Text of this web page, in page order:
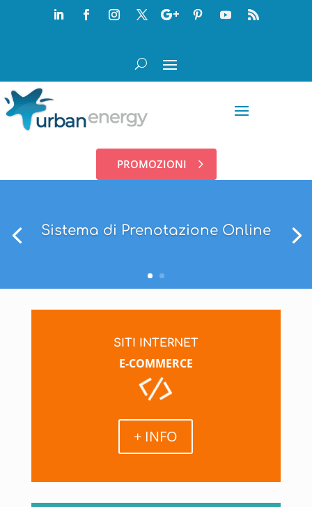
PROMOZIONI
Sistema di Prenotazione Online
SITI INTERNET
E-COMMERCE
+ INFO